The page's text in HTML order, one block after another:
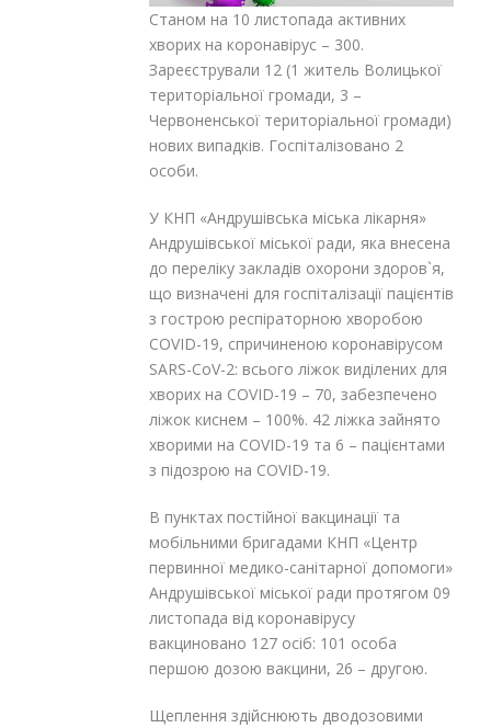
Станом на 10 листопада активних
хворих на коронавірус – 300.
Зареєстрували 12 (1 житель Волицької
територіальної громади, 3 –
Червоненської територіальної громади)
нових випадків. Госпіталізовано 2
особи.
У КНП «Андрушівська міська лікарня»
Андрушівської міської ради, яка внесена
до переліку закладів охорони здоров`я,
що визначені для госпіталізації пацієнтів
з гострою респіраторною хворобою
COVID-19, спричиненою коронавірусом
SARS-CoV-2: всього ліжок виділених для
хворих на COVID-19 – 70, забезпечено
ліжок киснем – 100%. 42 ліжка зайнято
хворими на COVID-19 та 6 – пацієнтами
з підозрою на COVID-19.
В пунктах постійної вакцинації та
мобільними бригадами КНП «Центр
первинної медико-санітарної допомоги»
Андрушівської міської ради протягом 09
листопада від коронавірусу
вакциновано 127 осіб: 101 особа
першою дозою вакцини, 26 – другою.
Щеплення здійснюють дводозовими